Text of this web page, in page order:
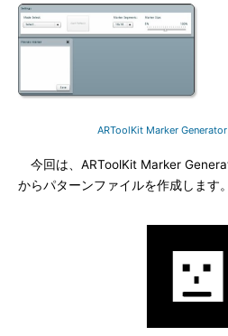
ARToolKit Marker
今回は、ARToolKit Marker
からパターンファイルを作成します。